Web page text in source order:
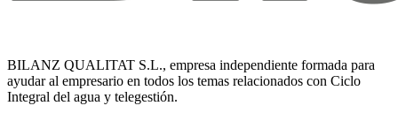
BILANZ QUALITAT S.L., empresa independiente formada para
ayudar al empresario en todos los temas relacionados con Ciclo
Integral del agua y telegestión.